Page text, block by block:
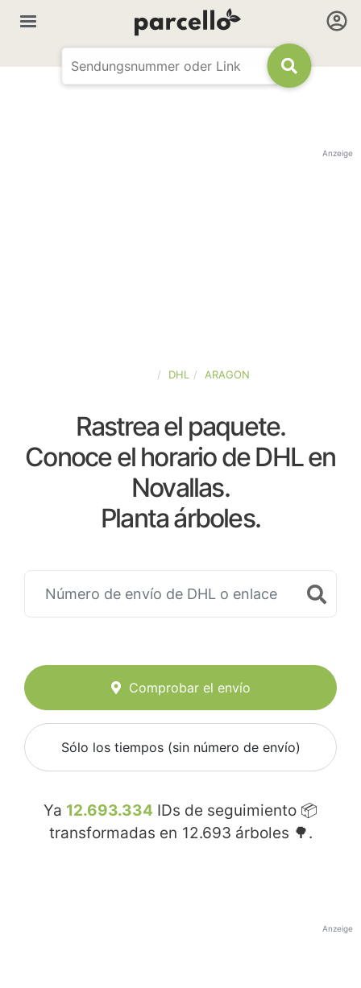
Anzeige
DHL ARAGON
Rastrea el paquete.
Conoce el horario de DHL en
Novallas.
Planta árboles.
Comprobar el envío
Sólo los tiempos (sin número de envío)
Ya 12.693.334 IDs de seguimiento 📦
transformadas en 12.693 árboles 🌳.
Anzeige